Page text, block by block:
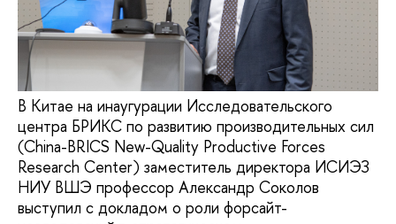
В Китае на инаугурации Исследовательского
центра БРИКС по развитию производительных сил
(China-BRICS New-Quality Productive Forces
Research Center) заместитель директора ИСИЭЗ
НИУ ВШЭ профессор Александр Соколов
выступил с докладом о роли форсайт-